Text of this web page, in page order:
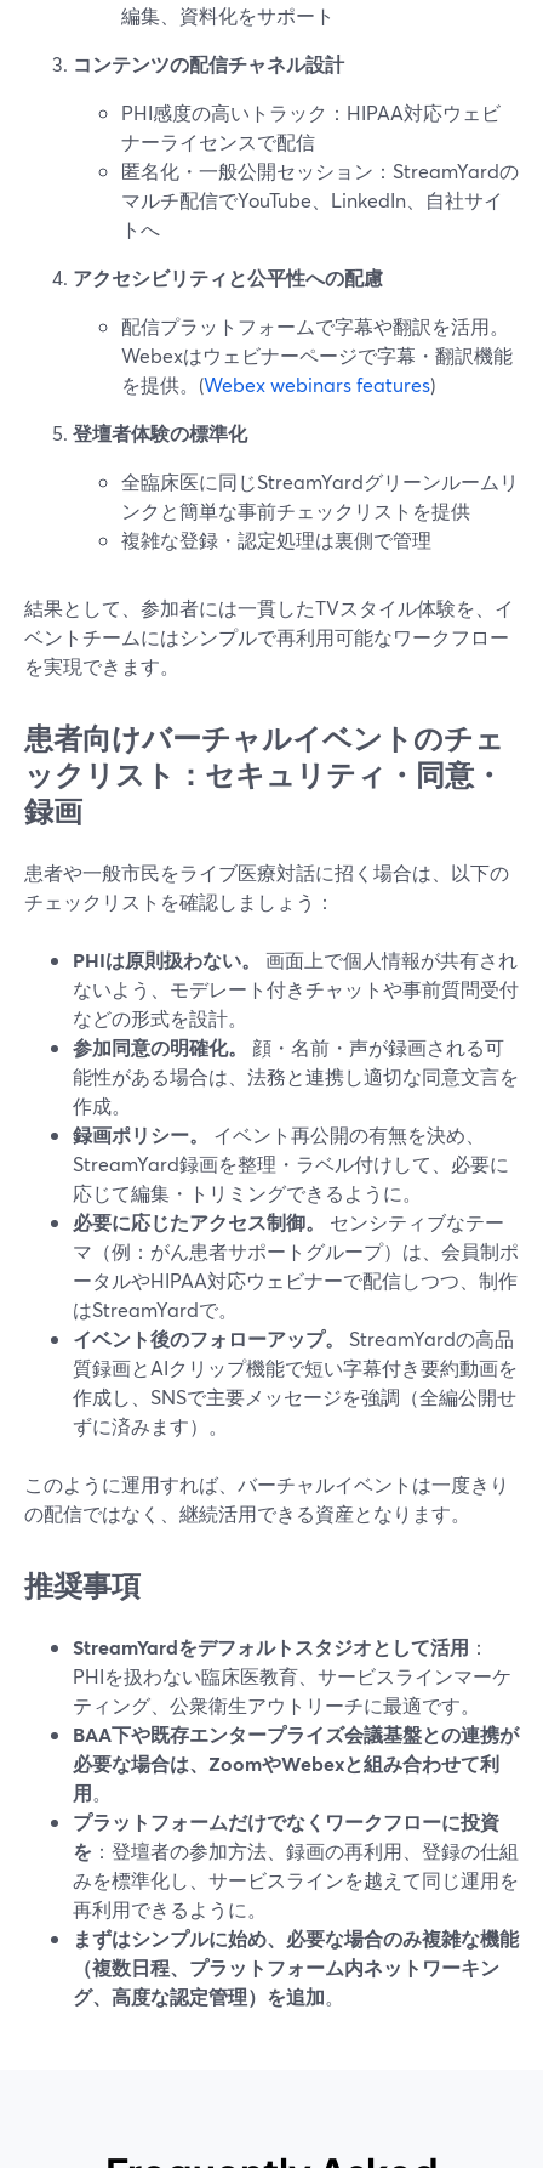
編集、資料化をサポート
コンテンツの配信チャネル設計
PHI感度の高いトラック：HIPAA対応ウェビ
ナーライセンスで配信
匿名化・一般公開セッション：StreamYardの
マルチ配信でYouTube、LinkedIn、自社サイ
トへ
アクセシビリティと公平性への配慮
配信プラットフォームで字幕や翻訳を活用。
Webexはウェビナーページで字幕・翻訳機能
を提供。(Webex webinars features)
登壇者体験の標準化
全臨床医に同じStreamYardグリーンルームリ
ンクと簡単な事前チェックリストを提供
複雑な登録・認定処理は裏側で管理
結果として、参加者には一貫したTVスタイル体験を、イ
ベントチームにはシンプルで再利用可能なワークフロー
を実現できます。
患者向けバーチャルイベントのチェ
ックリスト：セキュリティ・同意・
録画
患者や一般市民をライブ医療対話に招く場合は、以下の
チェックリストを確認しましょう：
PHIは原則扱わない。
画面上で個人情報が共有され
ないよう、モデレート付きチャットや事前質問受付
などの形式を設計。
参加同意の明確化。
顔・名前・声が録画される可
能性がある場合は、法務と連携し適切な同意文言を
作成。
録画ポリシー。
イベント再公開の有無を決め、
StreamYard録画を整理・ラベル付けして、必要に
応じて編集・トリミングできるように。
必要に応じたアクセス制御。
センシティブなテー
マ（例：がん患者サポートグループ）は、会員制ポ
ータルやHIPAA対応ウェビナーで配信しつつ、制作
はStreamYardで。
イベント後のフォローアップ。
StreamYardの高品
質録画とAIクリップ機能で短い字幕付き要約動画を
作成し、SNSで主要メッセージを強調（全編公開せ
ずに済みます）。
このように運用すれば、バーチャルイベントは一度きり
の配信ではなく、継続活用できる資産となります。
推奨事項
StreamYardをデフォルトスタジオとして活用 ：
PHIを扱わない臨床医教育、サービスラインマーケ
ティング、公衆衛生アウトリーチに最適です。
BAA下や既存エンタープライズ会議基盤との連携が
必要な場合は、ZoomやWebexと組み合わせて利
用。
プラットフォームだけでなくワークフローに投資
を ：登壇者の参加方法、録画の再利用、登録の仕組
みを標準化し、サービスラインを越えて同じ運用を
再利用できるように。
まずはシンプルに始め、必要な場合のみ複雑な機能
（複数日程、プラットフォーム内ネットワーキン
グ、高度な認定管理）を追加。